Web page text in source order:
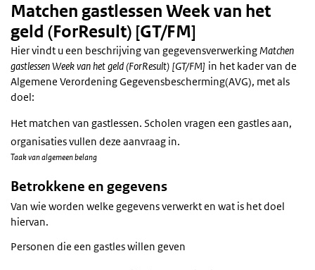
Matchen gastlessen Week van het
geld (ForResult) [GT/FM]
Hier vindt u een beschrijving van gegevensverwerkingMatchen
gastlessen Week van het geld (ForResult) [GT/FM] in het kader van de
Algemene Verordening Gegevensbescherming(AVG), met als
doel:
Het matchen van gastlessen. Scholen vragen een gastles aan,
organisaties vullen deze aanvraag in.
Taak van algemeen belang
Betrokkene en gegevens
Van wie worden welke gegevens verwerkt en wat is het doel
hiervan.
Personen die een gastles willen geven